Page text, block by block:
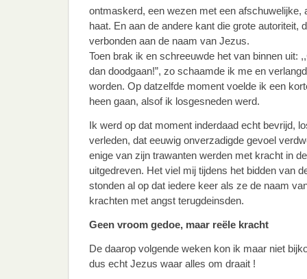
ontmaskerd, een wezen met een afschuwelijke,
haat. En aan de andere kant die grote autoriteit,
verbonden aan de naam van Jezus.
Toen brak ik en schreeuwde het van binnen uit:
dan doodgaan!”, zo schaamde ik me en
worden. Op datzelfde moment voelde ik een
heen gaan, alsof ik losgesneden werd.
Ik werd op dat moment inderdaad echt bevrijd,
verleden, dat eeuwig onverzadigde gevoel
enige van zijn trawanten werden met kracht in
uitgedreven. Het viel mij tijdens het bidden van
stonden al op dat iedere keer als ze de naam
krachten met angst terugdeinsden.
Geen vroom gedoe, maar reële kracht
De daarop volgende weken kon ik maar niet
dus echt Jezus waar alles om draait !